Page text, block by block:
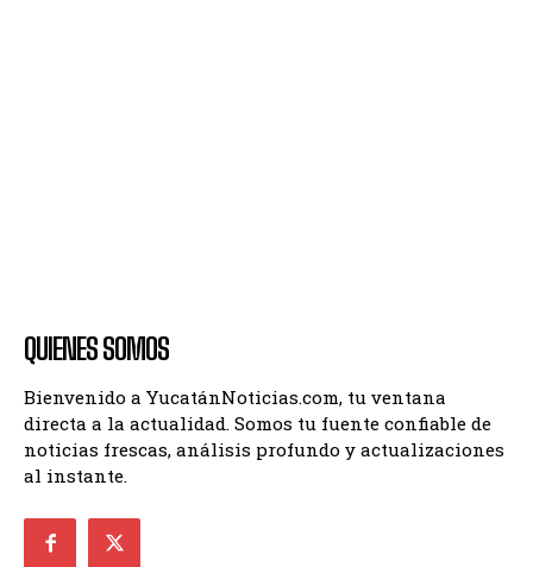
QUIENES SOMOS
Bienvenido a YucatánNoticias.com, tu ventana
directa a la actualidad. Somos tu fuente confiable de
noticias frescas, análisis profundo y actualizaciones
al instante.